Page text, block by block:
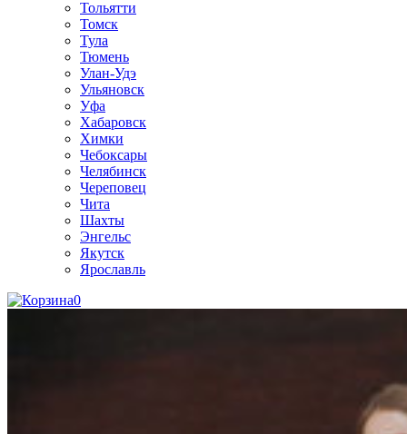
Тольятти
Томск
Тула
Тюмень
Улан-Удэ
Ульяновск
Уфа
Хабаровск
Химки
Чебоксары
Челябинск
Череповец
Чита
Шахты
Энгельс
Якутск
Ярославль
0